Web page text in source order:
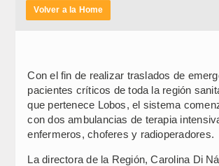
Volver a la Home
Con el fin de realizar traslados de
pacientes críticos de toda la región
que pertenece Lobos, el sistema
con dos ambulancias de terapia
enfermeros, choferes y radioperadores.
La directora de la Región, Carolina Di